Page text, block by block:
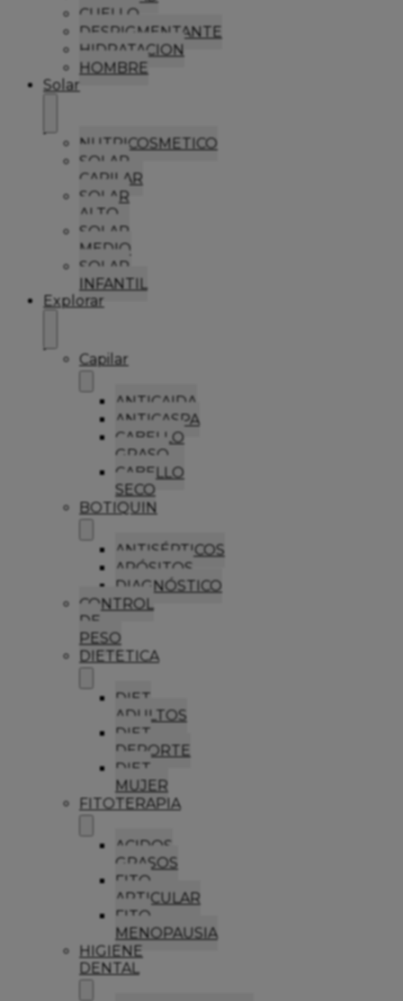
CUELLO
DESPIGMENTANTE
HIDRATACION
HOMBRE
Solar
NUTRICOSMETICO
SOLAR
CAPILAR
SOLAR
ALTO
SOLAR
MEDIO
SOLAR
INFANTIL
Explorar
Capilar
ANTICAIDA
ANTICASPA
CABELLO
GRASO
CABELLO
SECO
BOTIQUIN
ANTISÉPTICOS
APÓSITOS
DIAGNÓSTICO
CONTROL
DE
PESO
DIETETICA
DIET
ADULTOS
DIET
DEPORTE
DIET
MUJER
FITOTERAPIA
ACIDOS
GRASOS
FITO
ARTICULAR
FITO
MENOPAUSIA
HIGIENE
DENTAL